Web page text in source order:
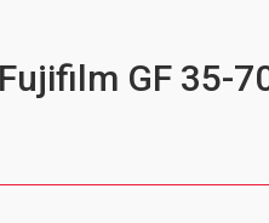
GF 35-